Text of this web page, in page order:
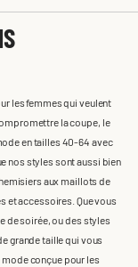
les femmes qui veulent
la coupe, le
en tailles 40-64 avec
nos styles sont aussi bien
aux maillots de
et accessoires. Que vous
de soirée, ou des styles
grande taille qui vous
conçue pour les